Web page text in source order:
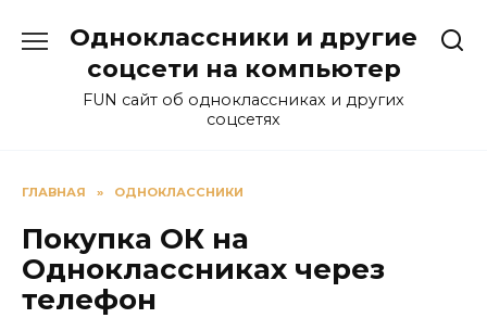
содержанию
Одноклассники и другие
соцсети на компьютер
FUN сайт об одноклассниках и других
соцсетях
ГЛАВНАЯ » ОДНОКЛАССНИКИ
Покупка ОК на
Одноклассниках через
телефон